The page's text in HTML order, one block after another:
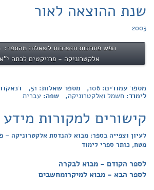
שנת ההוצאה לאור
2003
חפש פתרונות ותשובות לשאלות מהספר:
אלקטרוניקה - פרויקטים לכתה
מספר עמודים: 106, מספר שאלות: 51
,
לימוד: חשמל ואלקטרוניקה, שפה: עברית
קישורים למקורות מידע
לעיון וצפייה בספר: מבוא להנדסת אלקטרוניקה –
מטח, כותר ספרי לימוד
לספר הקודם - מבוא לבקרה
לספר הבא - מבוא למיקרומחשבים